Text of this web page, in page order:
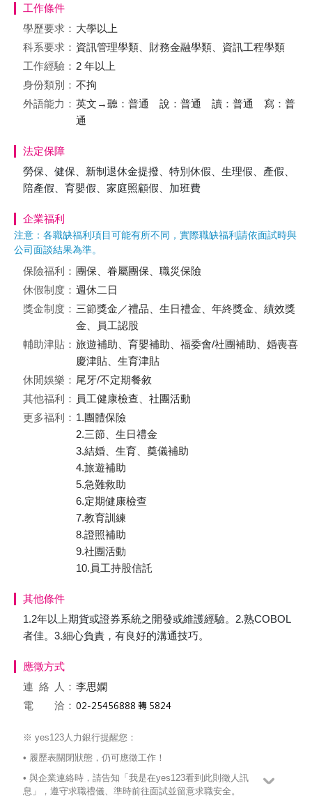
工作條件
學歷要求： 大學以上
科系要求： 資訊管理學類、財務金融學類、資訊工程學類
工作經驗： 2 年以上
身份類別： 不拘
外語能力： 英文→聽：普通 說：普通 讀：普通 寫：普
通
法定保障
勞保、健保、新制退休金提撥、特別休假、生理假、產假、
陪產假、育嬰假、家庭照顧假、加班費
企業福利
注意：各職缺福利項目可能有所不同，實際職缺福利請依面試時與
公司面談結果為準。
保險福利： 團保、眷屬團保、職災保險
休假制度： 週休二日
獎金制度： 三節獎金／禮品、生日禮金、年終獎金、績效獎
金、員工認股
輔助津貼： 旅遊補助、育嬰補助、福委會/社團補助、婚喪喜
慶津貼、生育津貼
休閒娛樂： 尾牙/不定期餐敘
其他福利： 員工健康檢查、社團活動
更多福利： 1.團體保險
2.三節、生日禮金
3.結婚、生育、奠儀補助
4.旅遊補助
5.急難救助
6.定期健康檢查
7.教育訓練
8.證照補助
9.社團活動
10.員工持股信託
其他條件
1.2年以上期貨或證券系統之開發或維護經驗。2.熟COBOL
者佳。3.細心負責，有良好的溝通技巧。
應徵方式
連絡
人： 李思嫻
電 洽：
※ yes123人力銀行提醒您：
• 履歷表關閉狀態，仍可應徵工作！
• 與企業連絡時，請告知「我是在yes123看到此則徵人訊
息」，遵守求職禮儀、準時前往面試並留意求職安全。